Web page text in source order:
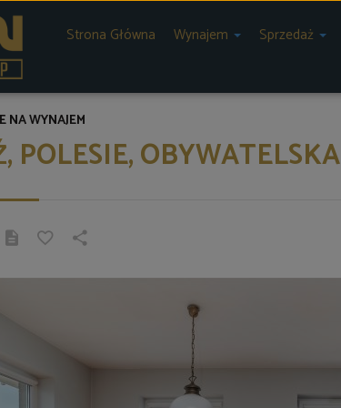
Strona Główna Wynajem Sprzedaż
POLESIE, OBYWATELSKA
NA WYNAJEM